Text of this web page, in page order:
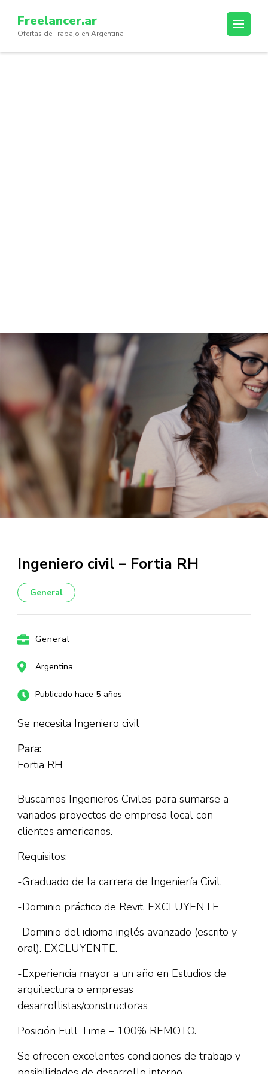
content
(Press
Freelancer.ar
Ofertas de Trabajo en Argentina
Ingeniero civil – Fortia RH
General
General
Argentina
Publicado hace 5 años
Se necesita Ingeniero civil
Para:
Fortia RH
Buscamos Ingenieros Civiles para sumarse a
variados proyectos de empresa local con
clientes americanos.
Requisitos:
-Graduado de la carrera de Ingeniería Civil.
-Dominio práctico de Revit. EXCLUYENTE
-Dominio del idioma inglés avanzado (escrito y
oral). EXCLUYENTE.
-Experiencia mayor a un año en Estudios de
arquitectura o empresas
desarrollistas/constructoras
Posición Full Time – 100% REMOTO.
Se ofrecen excelentes condiciones de trabajo y